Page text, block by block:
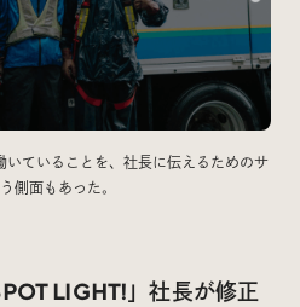
いていることを、社長に伝えるためのサ
側面もあった。
LIGHT!」社長が修正